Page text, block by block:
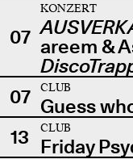
07
KONZERT
areem &
07
CLUB
Guess
13
CLUB
Friday